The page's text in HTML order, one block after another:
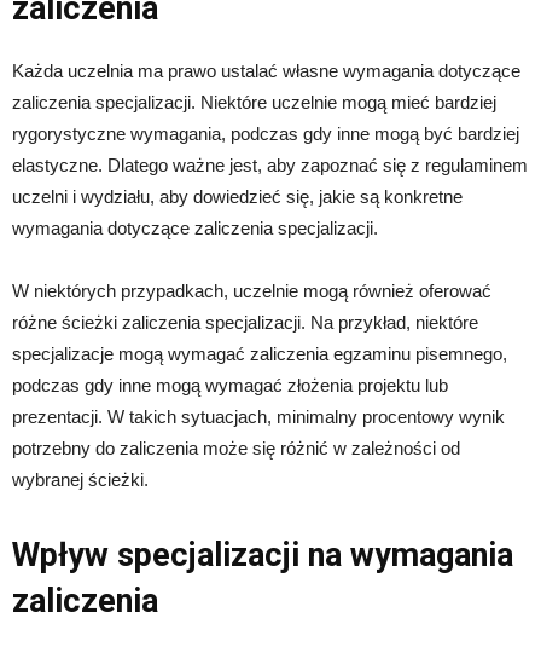
zaliczenia
Każda uczelnia ma prawo ustalać własne wymagania dotyczące
zaliczenia specjalizacji. Niektóre uczelnie mogą mieć bardziej
rygorystyczne wymagania, podczas gdy inne mogą być bardziej
elastyczne. Dlatego ważne jest, aby zapoznać się z regulaminem
uczelni i wydziału, aby dowiedzieć się, jakie są konkretne
wymagania dotyczące zaliczenia specjalizacji.
W niektórych przypadkach, uczelnie mogą również oferować
różne ścieżki zaliczenia specjalizacji. Na przykład, niektóre
specjalizacje mogą wymagać zaliczenia egzaminu pisemnego,
podczas gdy inne mogą wymagać złożenia projektu lub
prezentacji. W takich sytuacjach, minimalny procentowy wynik
potrzebny do zaliczenia może się różnić w zależności od
wybranej ścieżki.
Wpływ specjalizacji na wymagania
zaliczenia